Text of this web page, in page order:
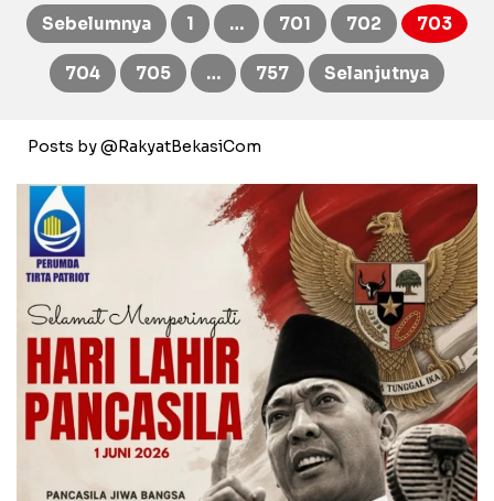
Paginasi
Sebelumnya 1 … 701 702 703
704 705 … 757 Selanjutnya
Posts by @RakyatBekasiCom